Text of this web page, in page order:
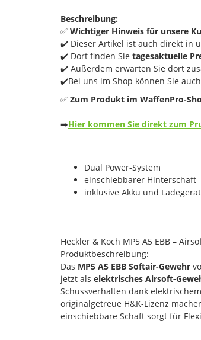
Beschreibung:
✅ Wichtiger Hinweis für unsere
✔️ Dieser Artikel ist auch direkt in
✔️ Dort finden Sie tagesaktuelle
✔️ Außerdem erwarten Sie dort
✔️Bei uns im Shop können Sie
✅ Zum Produkt im WaffenPro-
➡️Hier kommen Sie direkt zum
Dual Power-System
einschiebbarer Hinterschaft
inklusive Akku und Ladegerät
Heckler & Koch MP5 A5 EBB –
Produktbeschreibung:
Das MP5 A5 EBB Softair-Gewehr
jetzt als elektrisches Airsoft-
Schussverhalten dank
originalgetreue H&K-Lizenz
einschiebbare Schaft sorgt für